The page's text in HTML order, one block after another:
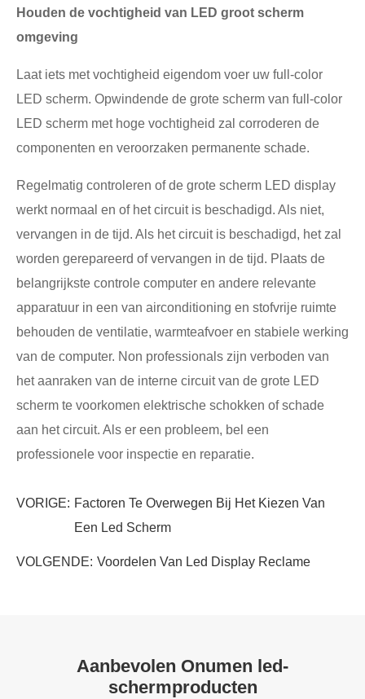
Houden de vochtigheid van LED groot scherm
omgeving
Laat iets met vochtigheid eigendom voer uw full-color
LED scherm. Opwindende de grote scherm van full-color
LED scherm met hoge vochtigheid zal corroderen de
componenten en veroorzaken permanente schade.
Regelmatig controleren of de grote scherm LED display
werkt normaal en of het circuit is beschadigd. Als niet,
vervangen in de tijd. Als het circuit is beschadigd, het zal
worden gerepareerd of vervangen in de tijd. Plaats de
belangrijkste controle computer en andere relevante
apparatuur in een van airconditioning en stofvrije ruimte
behouden de ventilatie, warmteafvoer en stabiele werking
van de computer. Non professionals zijn verboden van
het aanraken van de interne circuit van de grote LED
scherm te voorkomen elektrische schokken of schade
aan het circuit. Als er een probleem, bel een
professionele voor inspectie en reparatie.
VORIGE: Factoren Te Overwegen Bij Het Kiezen Van
Een Led Scherm
VOLGENDE: Voordelen Van Led Display Reclame
Aanbevolen Onumen led-
schermproducten